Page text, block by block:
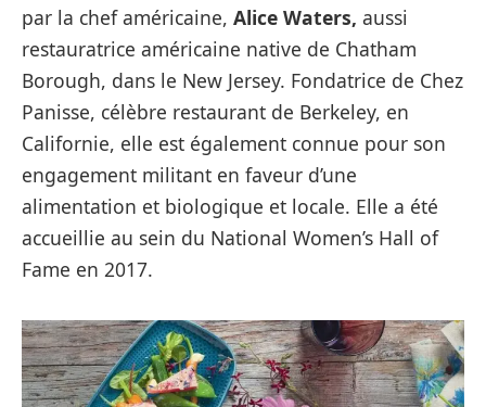
par la chef américaine, Alice Waters, aussi
restauratrice américaine native de Chatham
Borough, dans le New Jersey. Fondatrice de Chez
Panisse, célèbre restaurant de Berkeley, en
Californie, elle est également connue pour son
engagement militant en faveur d’une
alimentation et biologique et locale. Elle a été
accueillie au sein du National Women’s Hall of
Fame en 2017.